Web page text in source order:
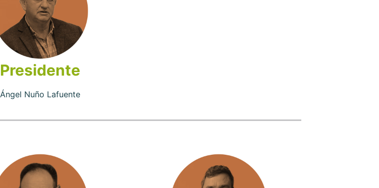
Presidente
Ángel Nuño Lafuente